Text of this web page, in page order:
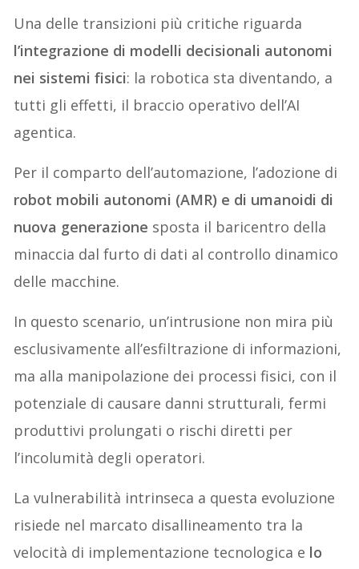
Una delle transizioni più critiche riguarda
l’integrazione di modelli decisionali autonomi
nei sistemi fisici: la robotica sta diventando, a
tutti gli effetti, il braccio operativo dell’AI
agentica.
Per il comparto dell’automazione, l’adozione di
robot mobili autonomi (AMR) e di umanoidi di
nuova generazione sposta il baricentro della
minaccia dal furto di dati al controllo dinamico
delle macchine.
In questo scenario, un’intrusione non mira più
esclusivamente all’esfiltrazione di informazioni,
ma alla manipolazione dei processi fisici, con il
potenziale di causare danni strutturali, fermi
produttivi prolungati o rischi diretti per
l’incolumità degli operatori.
La vulnerabilità intrinseca a questa evoluzione
risiede nel marcato disallineamento tra la
velocità di implementazione tecnologica e lo